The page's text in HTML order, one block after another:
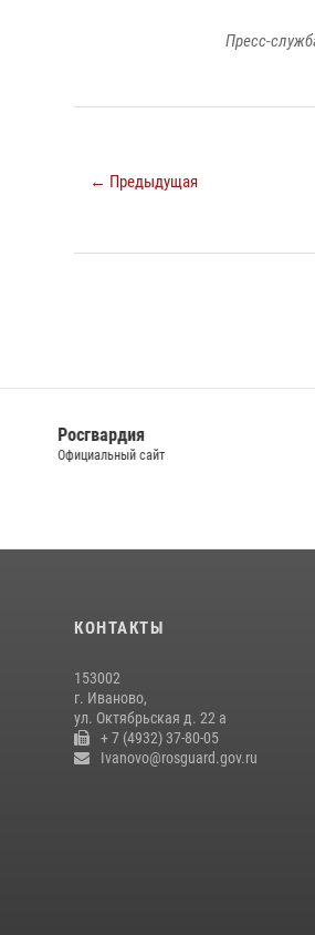
Пресс-
← Предыдущая
Ивановская область
Официальный сайт
КОНТАКТЫ
153002
г. Иваново,
ул. Октябрьская д. 22 а
+ 7 (4932) 37-80-05
Ivanovo@rosguard.gov.ru